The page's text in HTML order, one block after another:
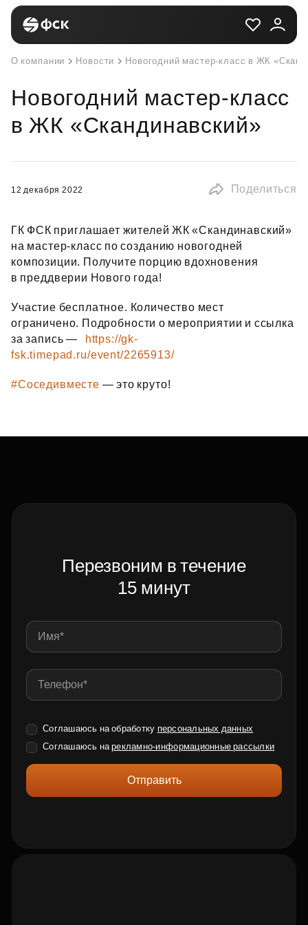
О компании Новости Новогодний мастер-класс в ЖК
Новогодний мастер-класс
в ЖК «Скандинавский»
12 декабря 2022 Поделиться
ГК ФСК приглашает жителей ЖК «Скандинавский»
на мастер‑класс по созданию новогодней
композиции. Получите порцию вдохновения
в преддверии Нового года!
Участие бесплатное. Количество мест
ограничено. Подробности о мероприятии и ссылка
за запись —
https://gk-
fsk.timepad.ru/event/2265913/
#Соседивместе — это круто!
Перезвоним в течение
15 минут
Соглашаюсь на обработку персональных данных
Соглашаюсь нарекламно-информационные рассылки
Отправить